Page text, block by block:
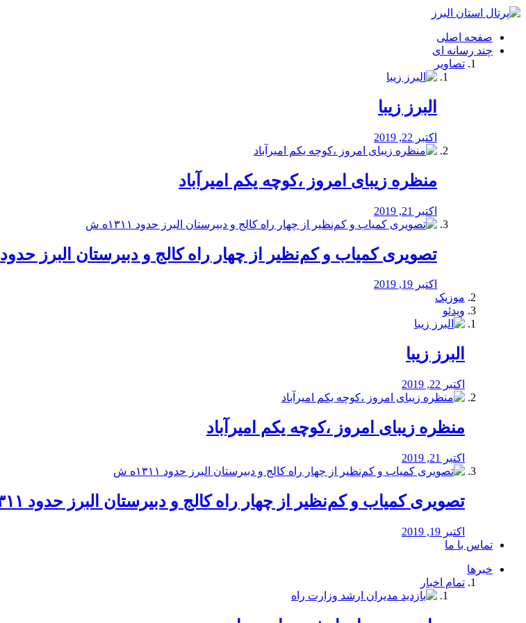
فصد
شرق
تهران
خشکشویی
صفحه اصلی
چند رسانه ای
تصاویر
البرز زیبا
اکتبر 22, 2019
منظره‌‌ زیبای امروز ،کوچه یکم امیرآباد
اکتبر 21, 2019
️تصویری کمیاب و کم‌نظیر از چهار راه كالج و دبيرستان البرز حدود ۱۳۱۱ه ش
اکتبر 19, 2019
موزیک
ویدئو
البرز زیبا
اکتبر 22, 2019
منظره‌‌ زیبای امروز ،کوچه یکم امیرآباد
اکتبر 21, 2019
️تصویری کمیاب و کم‌نظیر از چهار راه كالج و دبيرستان البرز حدود ۱۳۱۱ه ش
اکتبر 19, 2019
تماس با ما
خبرها
تمام اخبار